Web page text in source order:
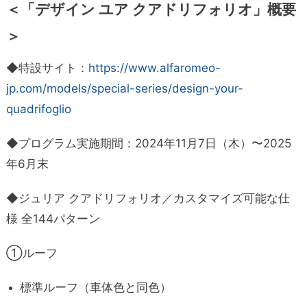
＜「デザイン ユア クアドリフォリオ」概要
＞
◆特設サイト： https://www.alfaromeo-
jp.com/models/special-series/design-your-
quadrifoglio
◆プログラム実施期間：2024年11月7日（木）〜2025
年6月末
◆ジュリア クアドリフォリオ／カスタマイズ可能な仕
様 全144パターン
①ルーフ
標準ルーフ（車体色と同色）